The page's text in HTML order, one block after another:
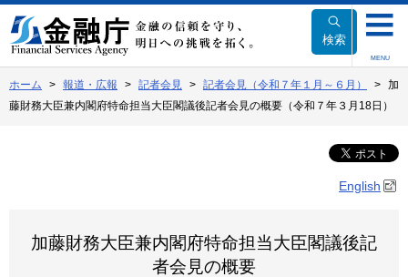
文
へ
動
検索
MENU
ホーム 報道・広報 記者会見 記者会見（令和７年１月～６月）
加
藤財務大臣兼内閣府特命担当大臣閣議後記者会見の概要（令和７年３月18日）
English
加藤財務大臣兼内閣府特命担当大臣閣議後記
者会見の概要